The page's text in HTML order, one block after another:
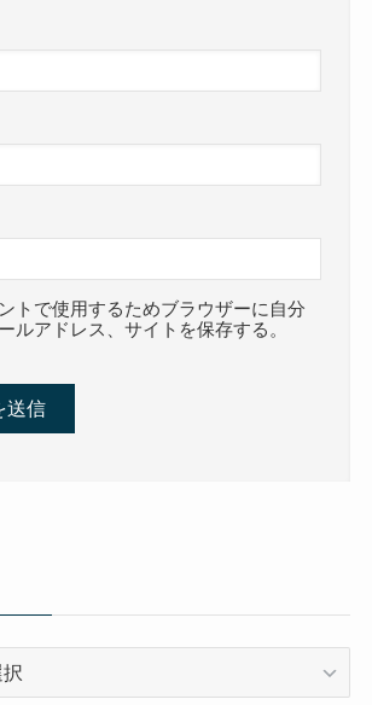
トで使用するためブラウザーに自分
ルアドレス、サイトを保存する。